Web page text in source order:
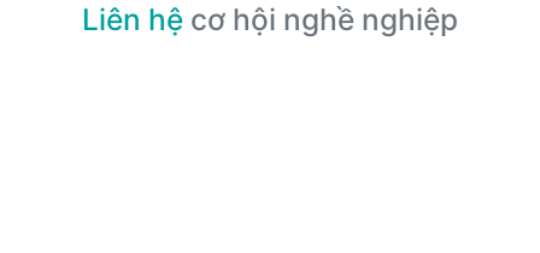
Liên hệ cơ hội nghề nghiệp